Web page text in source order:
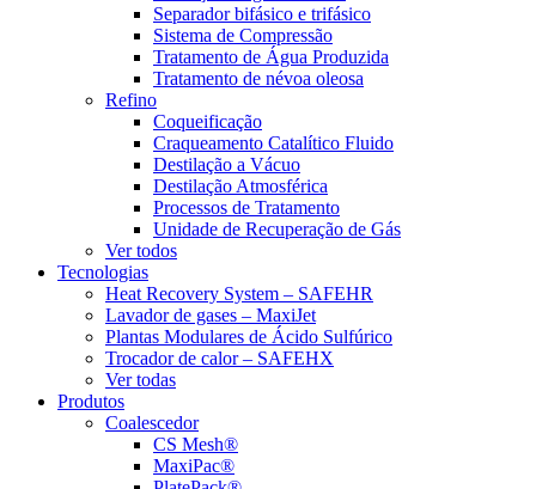
Separador bifásico e trifásico
Sistema de Compressão
Tratamento de Água Produzida
Tratamento de névoa oleosa
Refino
Coqueificação
Craqueamento Catalítico Fluido
Destilação a Vácuo
Destilação Atmosférica
Processos de Tratamento
Unidade de Recuperação de Gás
Ver todos
Tecnologias
Heat Recovery System – SAFEHR
Lavador de gases – MaxiJet
Plantas Modulares de Ácido Sulfúrico
Trocador de calor – SAFEHX
Ver todas
Produtos
Coalescedor
CS Mesh®
MaxiPac®